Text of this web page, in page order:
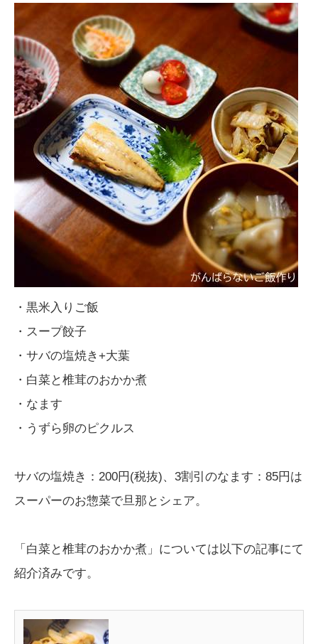
・黒米入りご飯
・スープ餃子
・サバの塩焼き+大葉
・白菜と椎茸のおかか煮
・なます
・うずら卵のピクルス
サバの塩焼き：200円(税抜)、3割引のなます：85円は
スーパーのお惣菜で旦那とシェア。
「白菜と椎茸のおかか煮」については以下の記事にて
紹介済みです。